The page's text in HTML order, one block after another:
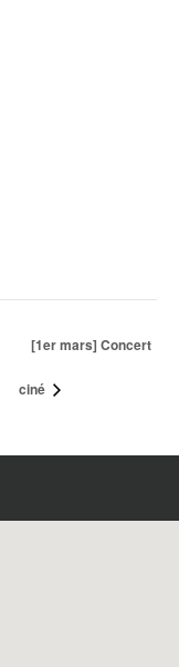
[1er mars] Concert
ciné